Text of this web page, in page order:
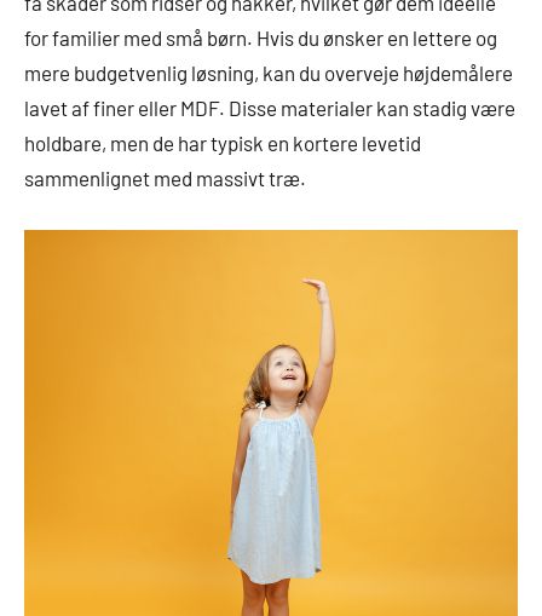
for familier med små børn. Hvis du ønsker en lettere og
mere budgetvenlig løsning, kan du overveje højdemålere
lavet af finer eller MDF. Disse materialer kan stadig være
holdbare, men de har typisk en kortere levetid
sammenlignet med massivt træ.